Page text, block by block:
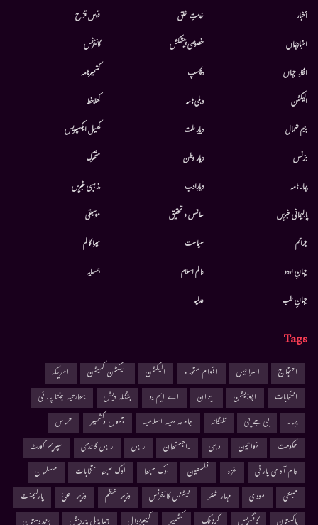
أخبار
اخبارجہاں
افکارِ جہاں
الیکشن
بزم شمال
بزنس
بہار نامہ
پارلیمانی خبریں
جرائم
جہانِ اردو
جہانِ طب
خدمتِ خلق
خصوصی پیشکش
دلچسپ
دہلی نامہ
دیارِ ملت
دیار وطن
دیارِادب
سائنس و تحقیق
سیاست
عالم اسلام
عدلیہ
قوس قزح
کانفرنس
کشمیرنامہ
کھلاخط
کھیل ایکسپریس
متحرك
مذہبی خبریں
موسيقى
میرا کالم
ہمسایہ
Tags
احتجاج اسرائیل اقوام متحدہ الیکشن الیکشن کمیشن
امریکہ
انتخابات
اپوزیشن ایران اے ایم یو بنگلہ دیش
بھارتیہ جنتا پارٹی
بہار
بی جے پی تلنگانہ جامعہ ملیہ اسلامیہ جموں وکشمیر
حماس
حکومت
خواتین دہلی راجستھان راہل راہل گاندھی
سپریم کورٹ
عام آدمی پارٹی
غزہ فلسطین لوک سبھا لوک سبھا انتخابات
مسلمان
ممبئی
مودی مہاراشٹر نیشنل کانفرنس وزیر اعظم وزیر اعلیٰ
پارلیمنٹ